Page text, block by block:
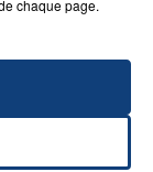
chaque page.